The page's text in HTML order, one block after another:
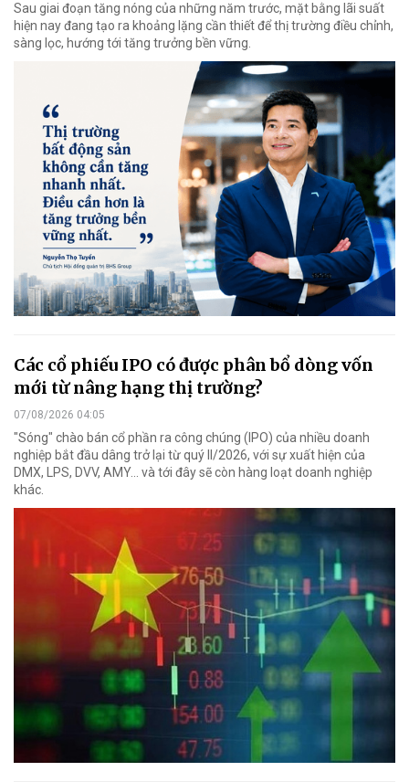
Sau giai đoạn tăng nóng của những năm trước, mặt bằng lãi suất
hiện nay đang tạo ra khoảng lặng cần thiết để thị trường điều chỉnh,
sàng lọc, hướng tới tăng trưởng bền vững.
Các cổ phiếu IPO có được phân bổ dòng vốn
mới từ nâng hạng thị trường?
07/08/2026 04:05
"Sóng" chào bán cổ phần ra công chúng (IPO) của nhiều doanh
nghiệp bắt đầu dâng trở lại từ quý II/2026, với sự xuất hiện của
DMX, LPS, DVV, AMY... và tới đây sẽ còn hàng loạt doanh nghiệp
khác.